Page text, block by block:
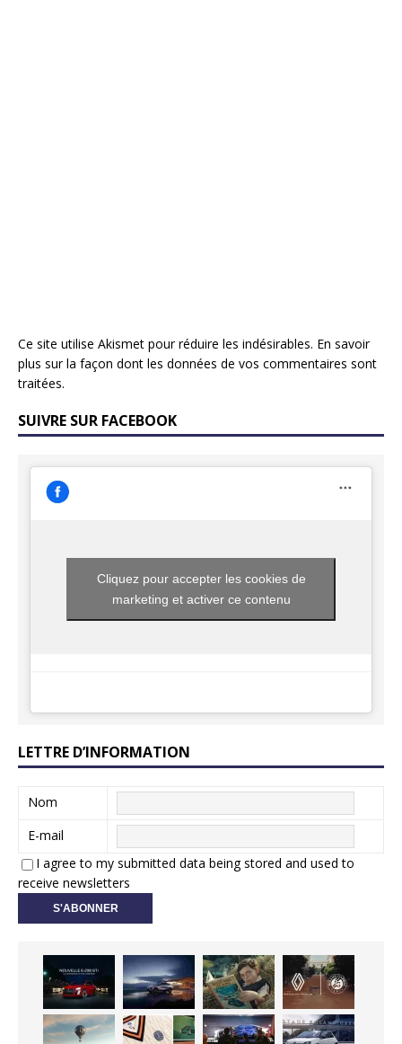
Ce site utilise Akismet pour réduire les indésirables. En savoir
plus sur la façon dont les données de vos commentaires sont
traitées.
SUIVRE SUR FACEBOOK
Cliquez pour accepter les cookies de
marketing et activer ce contenu
LETTRE D’INFORMATION
Nom
E-mail
I agree to my submitted data being stored and used to
receive newsletters